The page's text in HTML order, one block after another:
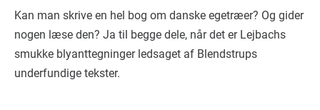
Kan man skrive en hel bog om danske egetræer? Og gider
nogen læse den? Ja til begge dele, når det er Lejbachs
smukke blyanttegninger ledsaget af Blendstrups
underfundige tekster.